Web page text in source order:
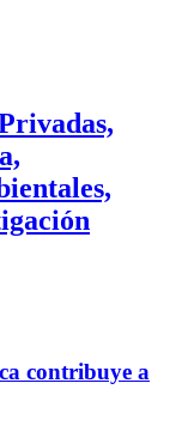
contribuye a